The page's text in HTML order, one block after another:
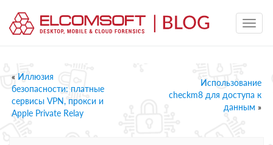
« Иллюзия
безопасности: платные
сервисы VPN, прокси и
Apple Private Relay
Использование
checkm8 для доступа к
данным »